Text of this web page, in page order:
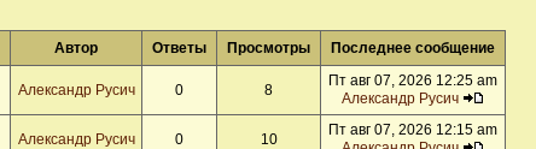
Автор Ответы Просмотры Последнее сообщение
Александр Русич 0 8
Пт авг 07, 2026 12:25 am
Александр Русич
Александр Русич 0 10
Пт авг 07, 2026 12:15 am